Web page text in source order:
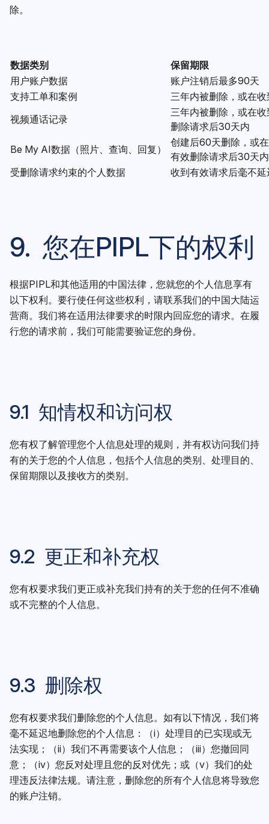
除。
数据类别
保留期限
用户账户数据
账户注销后最多90天
支持工单和案例
三年内被删除，或在
视频通话记录
三年内被删除，或在
删除请求后30天内
Be My AI数据（照片、查询、回复）
创建后60天删除，或
有效删除请求后30天内
受删除请求约束的个人数据
收到有效请求后毫不
9. 您在PIPL下的权利
根据PIPL和其他适用的中国法律，您就您的个人信息享有
以下权利。要行使任何这些权利，请联系我们的中国大陆运
营商。我们将在适用法律要求的时限内回应您的请求。在履
行您的请求前，我们可能需要验证您的身份。
9.1 知情权和访问权
您有权了解管理您个人信息处理的规则，并有权访问我们持
有的关于您的个人信息，包括个人信息的类别、处理目的、
保留期限以及接收方的类别。
9.2 更正和补充权
您有权要求我们更正或补充我们持有的关于您的任何不准确
或不完整的个人信息。
9.3 删除权
您有权要求我们删除您的个人信息。如有以下情况，我们将
毫不延迟地删除您的个人信息：（i）处理目的已实现或无
法实现；（ii）我们不再需要该个人信息；（iii）您撤回同
意；（iv）您反对处理且您的反对优先；或（v）我们的处
理违反法律法规。请注意，删除您的所有个人信息将导致您
的账户注销。